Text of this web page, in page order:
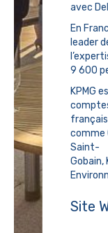
avec
En
leader
9 600
KPMG
comme
Saint-
Gobain,
Site